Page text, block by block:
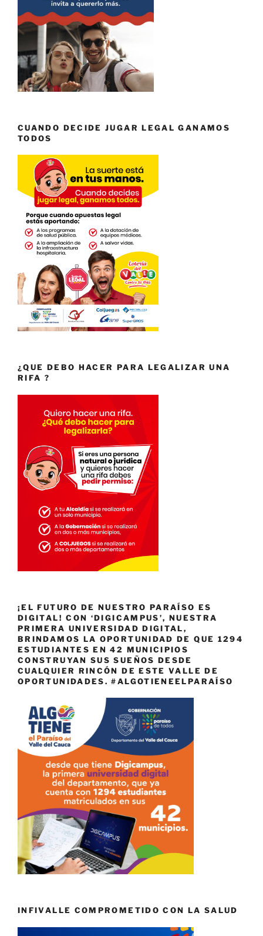
CUANDO DECIDE JUGAR LEGAL GANAMOS
TODOS
¿QUE DEBO HACER PARA LEGALIZAR UNA
RIFA ?
¡EL FUTURO DE NUESTRO PARAÍSO ES
DIGITAL! CON ‘DIGICAMPUS’, NUESTRA
PRIMERA UNIVERSIDAD DIGITAL,
BRINDAMOS LA OPORTUNIDAD DE QUE 1294
ESTUDIANTES EN 42 MUNICIPIOS
CONSTRUYAN SUS SUEÑOS DESDE
CUALQUIER RINCÓN DE ESTE VALLE DE
OPORTUNIDADES. #ALGOTIENEELPARAÍSO
INFIVALLE COMPROMETIDO CON LA SALUD